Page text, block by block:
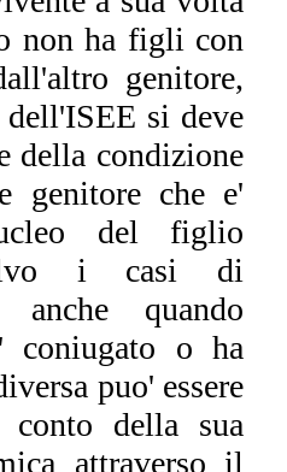
non ha figli con
genitore,
si deve
della condizione
genitore che e'
del figlio
i casi di
anche quando
coniugato o ha
puo' essere
conto della sua
attraverso il